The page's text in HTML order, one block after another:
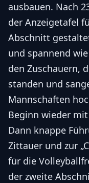
ausbauen. Nach
der Anzeigetafel
Abschnitt
und spannend
den Zuschauern,
standen und
Mannschaften
Beginn wieder
Dann knappe
Zittauer und zur
für die
der zweite